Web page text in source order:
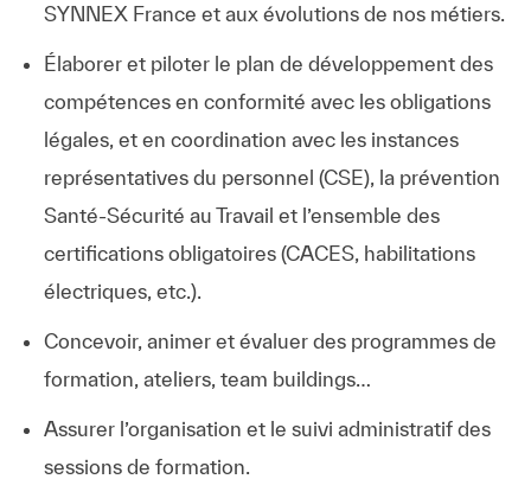
SYNNEX France et aux évolutions de nos métiers.
Élaborer et piloter le plan de développement des
compétences en conformité avec les obligations
légales, et en coordination avec les instances
représentatives du personnel (CSE), la prévention
Santé‑Sécurité au Travail et l’ensemble des
certifications obligatoires (CACES, habilitations
électriques, etc.).
Concevoir, animer et évaluer des programmes de
formation, ateliers, team buildings…
Assurer l’organisation et le suivi administratif des
sessions de formation.